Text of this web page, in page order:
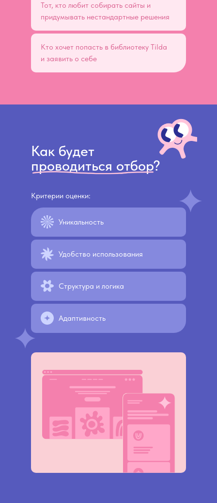
Тот, кто любит собирать сайты и
придумывать нестандартные решения
Кто хочет попасть в библиотеку Tilda
и заявить о себе
Как будет
проводиться отбор?
Критерии оценки:
Уникальность
Удобство использования
Структура и логика
Адаптивность